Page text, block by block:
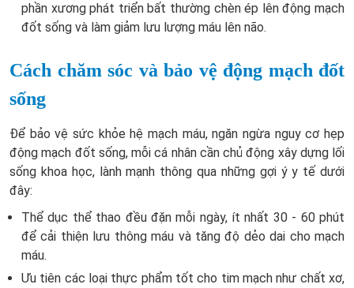
phần xương phát triển bất thường chèn ép lên động mạch
đốt sống và làm giảm lưu lượng máu lên não.
Cách chăm sóc và bảo vệ động mạch đốt
sống
Để bảo vệ sức khỏe hệ mạch máu, ngăn ngừa nguy cơ hẹp
động mạch đốt sống, mỗi cá nhân cần chủ động xây dựng lối
sống khoa học, lành mạnh thông qua những gợi ý y tế dưới
đây:
Thể dục thể thao đều đặn mỗi ngày, ít nhất 30 - 60 phút
để cải thiện lưu thông máu và tăng độ dẻo dai cho mạch
máu.
Ưu tiên các loại thực phẩm tốt cho tim mạch như chất xơ,